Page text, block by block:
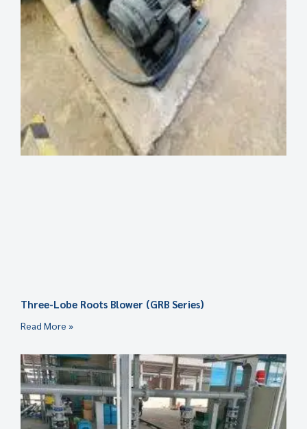
Three-Lobe Roots Blower (GRB Series)
Read More »